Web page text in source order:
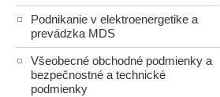
Podnikanie v elektroenergetike a
prevádzka MDS
Všeobecné obchodné podmienky a
bezpečnostné a technické
podmienky